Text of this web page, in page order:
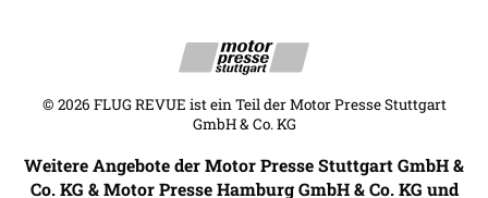
© 2026 FLUG REVUE ist ein Teil der Motor Presse Stuttgart
GmbH & Co. KG
Weitere Angebote der Motor Presse Stuttgart GmbH &
Co. KG & Motor Presse Hamburg GmbH & Co. KG und